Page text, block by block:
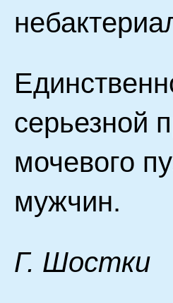
серьезной
мочевого
мужчин.
Г. Шocтки